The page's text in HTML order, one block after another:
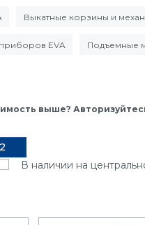
Выкатные корзины и
EVA Подъемные
выше?
В наличии на